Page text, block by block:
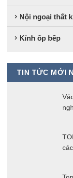
Nội ngoại thất
Kính ốp bếp
TIN TỨC MỚI